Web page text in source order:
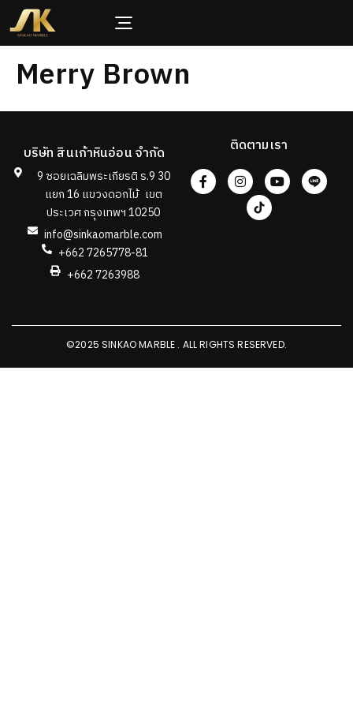
Merry Brown
บริษัท สินเก้าหินอ่อน จำกัด
9 ซอยเฉลิมพระเกียรติ ร.9 30
แยก 16 แขวงดอกไม้ เขต
ประเวศ กรุงเทพฯ 10250
info@sinkaomarble.com
+662 7265778-81
+662 7263988
ติดตามเรา
©2025 SINKAO MARBLE . ALL RIGHTS RESERVED.